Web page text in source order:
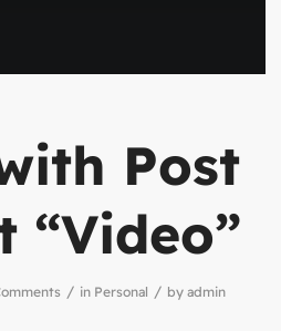
Post
“Video”
/ in Personal / by admin